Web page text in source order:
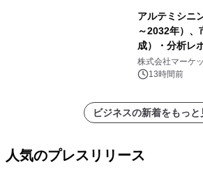
アルテミシニ
～2032年）、
成）・分析レ
株式会社マーケ
13時間前
ビジネスの新着をもっと
人気のプレスリリース